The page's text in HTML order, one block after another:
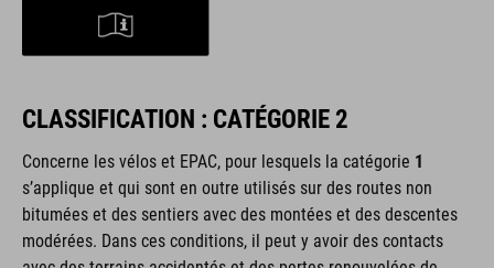
CLASSIFICATION : CATÉGORIE 2
Concerne les vélos et EPAC, pour lesquels la catégorie 1
s’applique et qui sont en outre utilisés sur des routes non
bitumées et des sentiers avec des montées et des descentes
modérées. Dans ces conditions, il peut y avoir des contacts